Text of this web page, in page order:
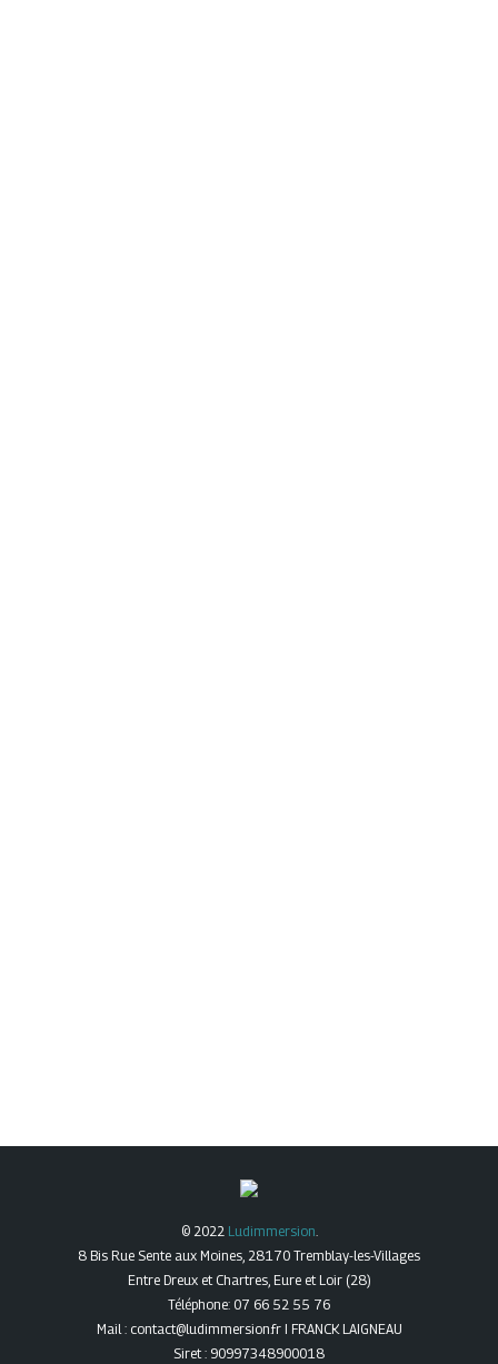
© 2022 Ludimmersion.
8 Bis Rue Sente aux Moines, 28170 Tremblay-les-Villages
Entre Dreux et Chartres, Eure et Loir (28)
Téléphone: 07 66 52 55 76
Mail : contact@ludimmersion.fr I FRANCK LAIGNEAU
Siret : 90997348900018